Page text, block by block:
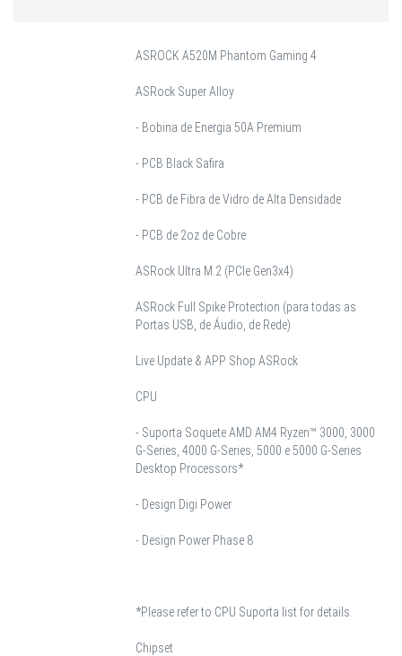
ASROCK A520M Phantom Gaming 4
ASRock Super Alloy
- Bobina de Energia 50A Premium
- PCB Black Safira
- PCB de Fibra de Vidro de Alta Densidade
- PCB de 2oz de Cobre
ASRock Ultra M.2 (PCIe Gen3x4)
ASRock Full Spike Protection (para todas as
Portas USB, de Áudio, de Rede)
Live Update & APP Shop ASRock
CPU
- Suporta Soquete AMD AM4 Ryzen™ 3000, 3000
G-Series, 4000 G-Series, 5000 e 5000 G-Series
Desktop Processors*
- Design Digi Power
- Design Power Phase 8
*Please refer to CPU Suporta list for details.
Chipset